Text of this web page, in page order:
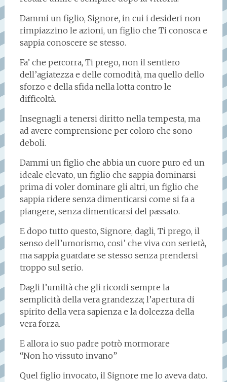
Dammi un figlio, Signore, in cui i desideri non
rimpiazzino le azioni, un figlio che Ti conosca e
sappia conoscere se stesso.
Fa’ che percorra, Ti prego, non il sentiero
dell’agiatezza e delle comodità, ma quello dello
sforzo e della sfida nella lotta contro le
difficoltà.
Insegnagli a tenersi diritto nella tempesta, ma
ad avere comprensione per coloro che sono
deboli.
Dammi un figlio che abbia un cuore puro ed un
ideale elevato, un figlio che sappia dominarsi
prima di voler dominare gli altri, un figlio che
sappia ridere senza dimenticarsi come si fa a
piangere, senza dimenticarsi del passato.
E dopo tutto questo, Signore, dagli, Ti prego, il
senso dell’umorismo, cosi’ che viva con serietà,
ma sappia guardare se stesso senza prendersi
troppo sul serio.
Dagli l’umiltà che gli ricordi sempre la
semplicità della vera grandezza; l’apertura di
spirito della vera sapienza e la dolcezza della
vera forza.
E allora io suo padre potrò mormorare
“Non ho vissuto invano”
Quel figlio invocato, il Signore me lo aveva dato.